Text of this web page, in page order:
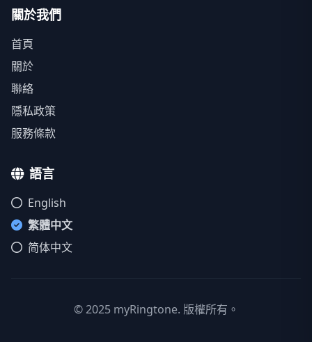
關於我們
首頁
關於
聯絡
隱私政策
服務條款
語言
English
繁體中文
简体中文
© 2025 myRingtone. 版權所有。